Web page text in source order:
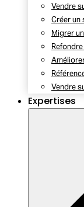
Vendre
Créer un
Migrer
Vendre
Expertises